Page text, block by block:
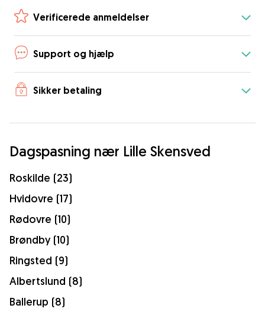
Verificerede anmeldelser
Support og hjælp
Sikker betaling
Dagspasning nær Lille Skensved
Roskilde (23)
Hvidovre (17)
Rødovre (10)
Brøndby (10)
Ringsted (9)
Albertslund (8)
Ballerup (8)